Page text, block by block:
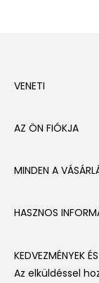
VENETI
AZ ÖN FIÓKJA
MINDEN A
HASZNOS
KEDVEZMÉNYEK
Az elküldéssel